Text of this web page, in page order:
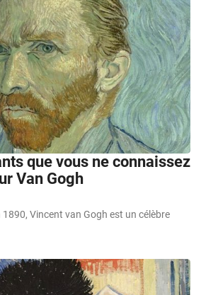
que vous ne connaissez
Van Gogh
1890, Vincent van Gogh est un célèbre